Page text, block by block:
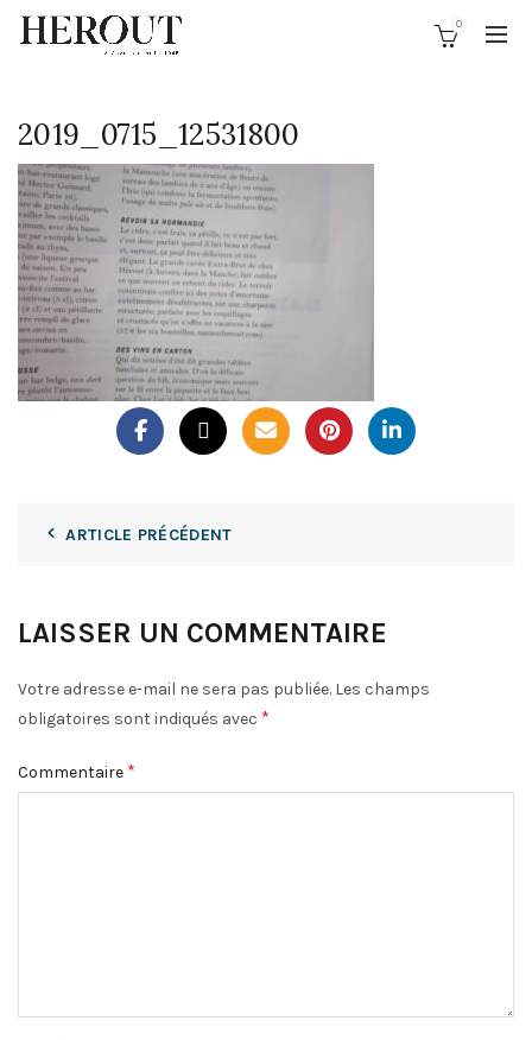
0
2019_0715_12531800
ARTICLE PRÉCÉDENT
LAISSER UN COMMENTAIRE
Votre adresse e-mail ne sera pas publiée. Les champs
obligatoires sont indiqués avec *
Commentaire *